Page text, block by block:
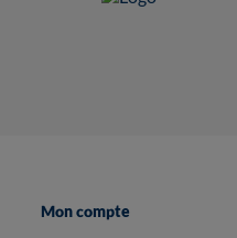
Mon compte